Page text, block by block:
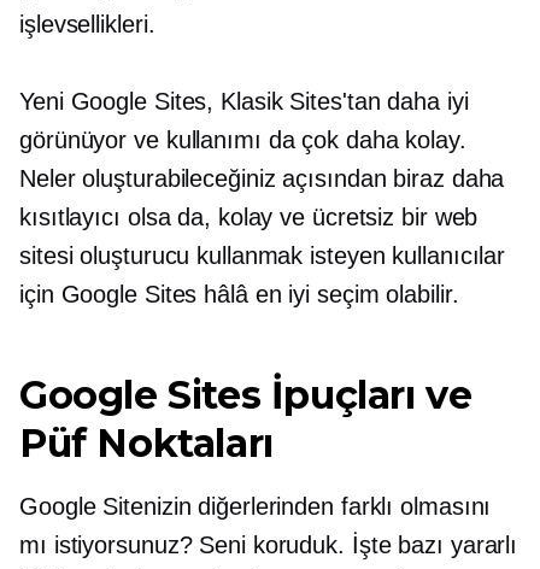
işlevsellikleri.
Yeni Google Sites, Klasik Sites'tan daha iyi
görünüyor ve kullanımı da çok daha kolay.
Neler oluşturabileceğiniz açısından biraz daha
kısıtlayıcı olsa da, kolay ve ücretsiz bir web
sitesi oluşturucu kullanmak isteyen kullanıcılar
için Google Sites hâlâ en iyi seçim olabilir.
Google Sites İpuçları ve
Püf Noktaları
Google Sitenizin diğerlerinden farklı olmasını
mı istiyorsunuz? Seni koruduk. İşte bazı yararlı